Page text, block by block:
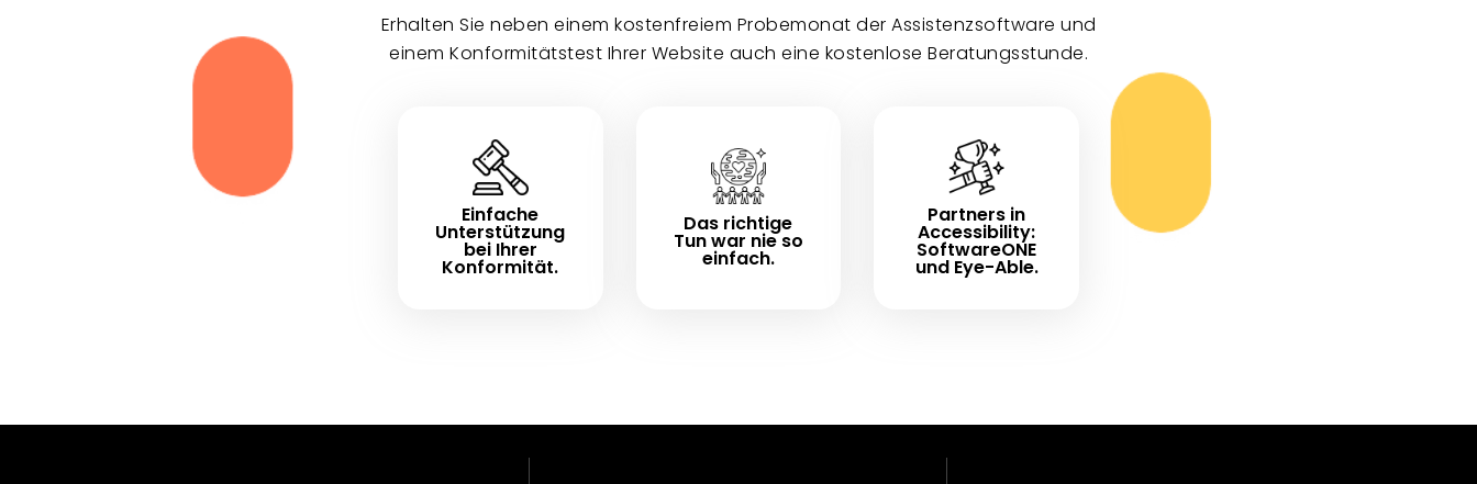
Erhalten Sie neben einem kostenfreiem Probemonat der Assistenzsoftware und
einem Konformitätstest Ihrer Website auch eine kostenlose Beratungsstunde.
Einfache
Unterstützung
bei Ihrer
Konformität.
Das richtige
Tun war nie so
einfach.
Partners in
Accessibility:
SoftwareONE
und Eye-Able.